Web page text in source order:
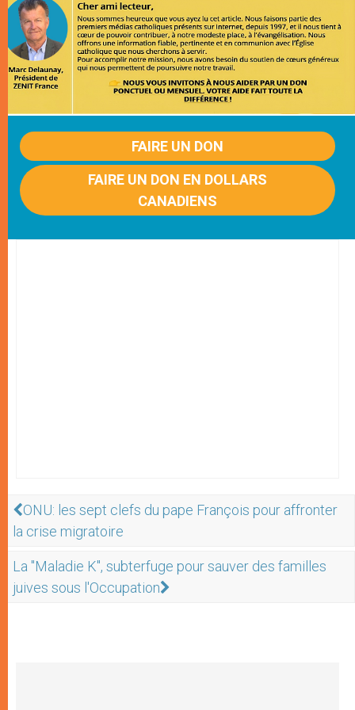
FAIRE UN DON
FAIRE UN DON EN DOLLARS
CANADIENS
ONU: les sept clefs du pape François pour affronter
la crise migratoire
La "Maladie K", subterfuge pour sauver des familles
juives sous l'Occupation